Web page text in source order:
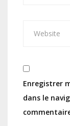
Enregistrer
dans le